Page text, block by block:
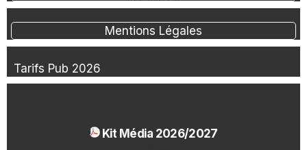
Mentions Légales
Tarifs Pub 2026
Kit Média 2026/2027